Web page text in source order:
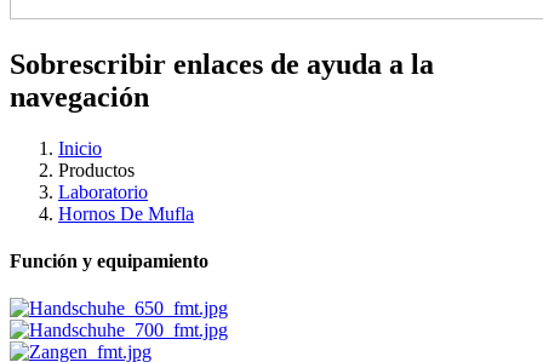
Sobrescribir enlaces de ayuda a la
navegación
Inicio
Productos
Laboratorio
Hornos De Mufla
Función y equipamiento